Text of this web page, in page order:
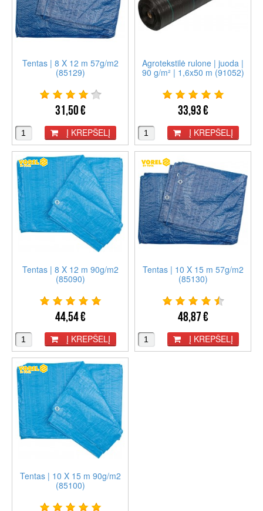
Tentas | 8 X 12 m 57g/m2
(85129)
31,50 €
Į KREPŠELĮ
Agrotekstilė rulone | juoda |
90 g/m² | 1,6x50 m (91052)
33,93 €
Į KREPŠELĮ
Tentas | 8 X 12 m 90g/m2
(85090)
44,54 €
Į KREPŠELĮ
Tentas | 10 X 15 m 57g/m2
(85130)
48,87 €
Į KREPŠELĮ
Tentas | 10 X 15 m 90g/m2
(85100)